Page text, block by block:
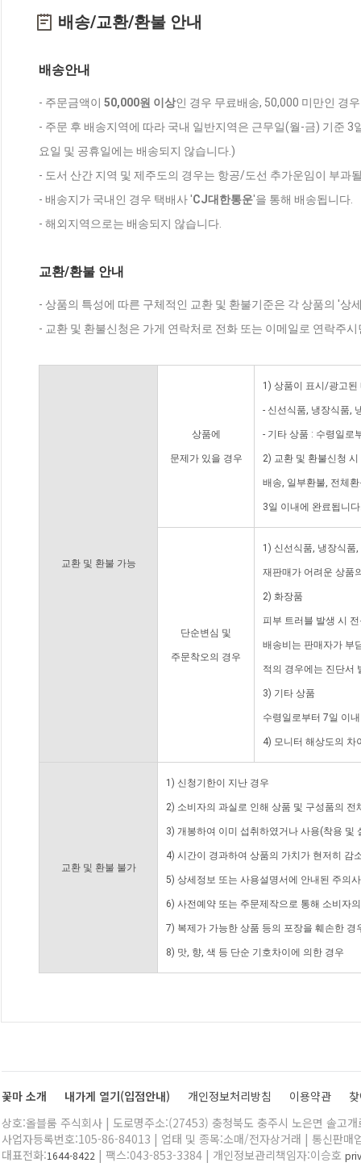
배송/교환/환불 안내
배송안내
- 주문금액이 50,000원 이상인 경우 무료배송, 50,000 미만인 경
- 주문 후 배송지역에 따라 국내 일반지역은 근무일(월-금) 기준
요일 및 공휴일에는 배송되지 않습니다.)
- 도서 산간 지역 및 제주도의 경우는 항공/도선 추가운임이 부과
- 배송지가 국내인 경우 택배사 'CJ대한통운'을 통해 배송됩니다.
- 해외지역으로는 배송되지 않습니다.
교환/환불 안내
- 상품의 특성에 따른 구체적인 교환 및 환불기준은 각 상품의 '상
- 교환 및 환불신청은 가게 연락처로 전화 또는 이메일로 연락주
교환 및 환불 가능
상품에
문제가 있을 경우
1) 상품이 표시/광고된
- 신선식품, 냉장식품,
- 기타 상품 : 수령일로
2) 교환 및 환불신청
배송, 일부환불, 전체
3일 이내에 완료됩니
단순변심 및
주문착오의 경우
1) 신선식품, 냉장식품
재판매가 어려운 상품
2) 화장품
피부 트러블 발생 시
배송비는 판매자가 부
적의 경우에는 진단서
3) 기타 상품
수령일로부터 7일 이
4) 모니터 해상도의 차
교환 및 환불 불가
1) 신청기한이 지난 경우
2) 소비자의 과실로 인해 상품 및 구성품의
3) 개봉하여 이미 섭취하였거나 사용(착용 및
4) 시간이 경과하여 상품의 가치가 현저히 감
5) 상세정보 또는 사용설명서에 안내된 주의
6) 사전예약 또는 주문제작으로 통해 소비자
7) 복제가 가능한 상품 등의 포장을 훼손한 경
8) 맛, 향, 색 등 단순 기호차이에 의한 경우
꽃마 소개 내가게 열기(입점안내) 개인정보처리방침 이용약관
상호:올블룸 주식회사 | 도로명주소:(27453) 충청북도 충주시 노은면 솔고
사업자등록번호:105-86-84013 | 업태 및 종목:소매/전자상거래 | 통신판매
대표전화:1644-8422 | 팩스:043-853-3384 | 개인정보관리책임자:이승호